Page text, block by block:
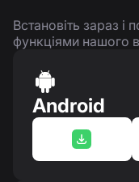
Встановіть зараз і
функціями нашого
Android